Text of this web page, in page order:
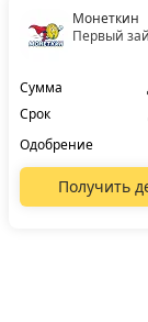
Монеткин
Первый
Сумма
Срок
Одобрение
Получить